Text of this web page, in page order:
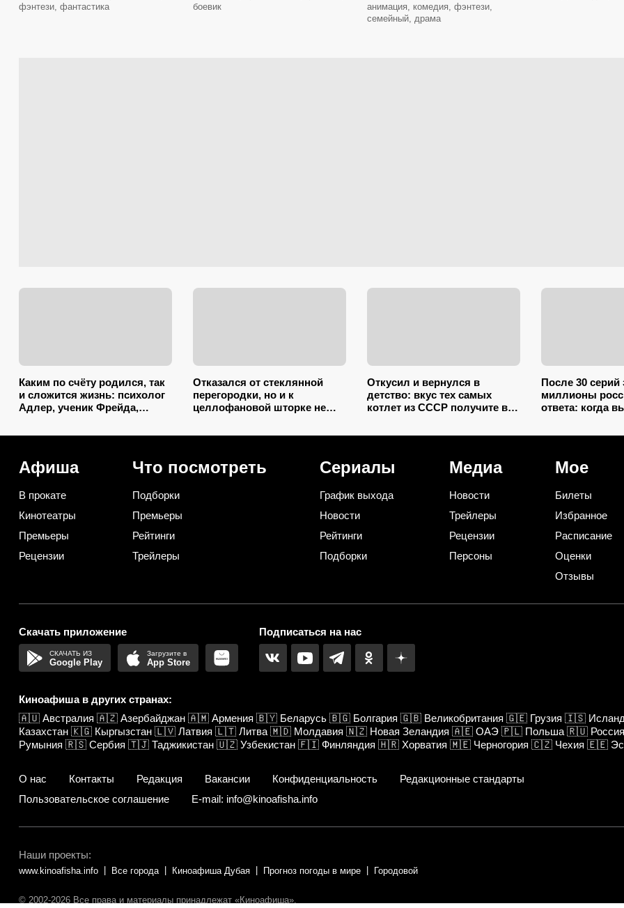
фэнтези, фантастика
боевик
анимация, комедия, фэнтези,
семейный, драма
Каким по счёту родился, так
и сложится жизнь: психолог
Адлер, ученик Фрейда,
Отказался от стеклянной
перегородки, но и к
целлофановой шторке не
Откусил и вернулся в
детство: вкус тех самых
котлет из СССР получите в
После 30 серий
миллионы
ответа: когда
Афиша
В прокате
Кинотеатры
Премьеры
Рецензии
Что посмотреть
Подборки
Премьеры
Рейтинги
Трейлеры
Сериалы
График выхода
Новости
Рейтинги
Подборки
Медиа
Новости
Трейлеры
Рецензии
Персоны
Мое
Билеты
Избранное
Расписание
Оценки
Отзывы
Скачать приложение
Google Play App Store
Подписаться на нас
Киноафиша в других странах:
🇦🇺 Австралия 🇦🇿 Азербайджан 🇦🇲 Армения 🇧🇾 Беларусь 🇧🇬 Болгария 🇬🇧 Великобритания 🇬🇪 Грузия 🇮🇸
Казахстан 🇰🇬 Кыргызстан 🇱🇻 Латвия 🇱🇹 Литва 🇲🇩 Молдавия 🇳🇿 Новая Зеландия 🇦🇪 ОАЭ 🇵🇱 Польша 🇷🇺 Россия
Румыния 🇷🇸 Сербия 🇹🇯 Таджикистан 🇺🇿 Узбекистан 🇫🇮 Финляндия 🇭🇷 Хорватия 🇲🇪 Черногория 🇨🇿 Чехия 🇪🇪
О нас Контакты Редакция Вакансии Конфиденциальность
Редакционные стандарты
Пользовательское соглашение
E-mail: info@kinoafisha.info
Наши проекты:
www.kinoafisha.info Все города Киноафиша Дубая Прогноз погоды в мире Городовой
© 2002-2026 Все права и материалы принадлежат «Киноафиша».